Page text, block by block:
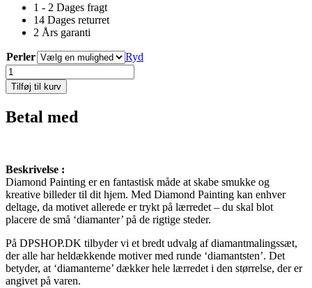
pris
var:
180,00 kr..
pris
er:
1 - 2 Dages fragt
14 Dages returret
2 Års garanti
Perler
Ryd
Julemand
med
Juletræ
pynt
antal
Tilføj til kurv
Betal med
Beskrivelse :
Diamond Painting er en fantastisk måde at skabe smukke og
kreative billeder til dit hjem. Med Diamond Painting kan enhver
deltage, da motivet allerede er trykt på lærredet – du skal blot
placere de små ‘diamanter’ på de rigtige steder.
På DPSHOP.DK tilbyder vi et bredt udvalg af diamantmalingssæt,
der alle har heldækkende motiver med runde ‘diamantsten’. Det
betyder, at ‘diamanterne’ dækker hele lærredet i den størrelse, der er
angivet på varen.